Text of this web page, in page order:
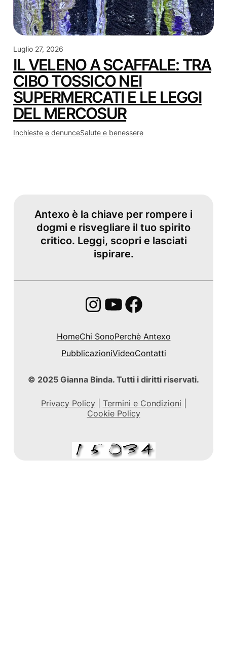
Luglio 27, 2026
IL VELENO A SCAFFALE: TRA
CIBO TOSSICO NEI
SUPERMERCATI E LE LEGGI
DEL MERCOSUR
Inchieste e denunceSalute e benessere
Antexo è la chiave per rompere i
dogmi e risvegliare il tuo spirito
critico. Leggi, scopri e lasciati
ispirare.
Instagram
YouTubeFacebook
HomeChi SonoPerchè Antexo
PubblicazioniVideoContatti
© 2025 Gianna Binda. Tutti i diritti riservati.
Privacy Policy| Termini e Condizioni
Cookie Policy